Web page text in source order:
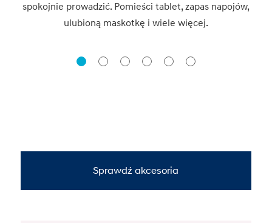
spokojnie prowadzić. Pomieści tablet, zapas napojów,
ulubioną maskotkę i wiele więcej.
Sprawdź akcesoria